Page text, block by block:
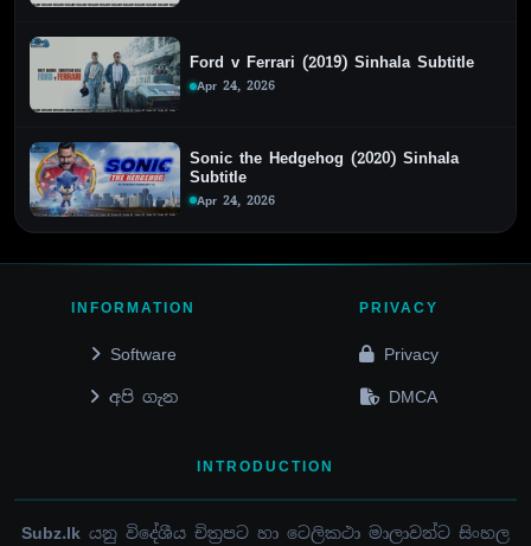
Ford v Ferrari (2019) Sinhala Subtitle
Apr 24, 2026
Sonic the Hedgehog (2020) Sinhala
Subtitle
Apr 24, 2026
INFORMATION
Software
අපි ගැන
PRIVACY
Privacy
DMCA
INTRODUCTION
Subz.lk යනු විදේශීය චිත්‍රපට හා ටෙලිකථා මාලාවන්ට සිංහල